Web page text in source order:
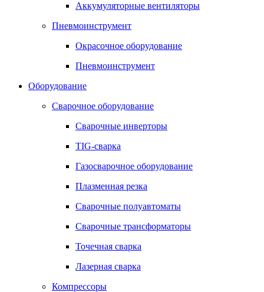
Аккумуляторные вентиляторы
Пневмоинструмент
Окрасочное оборудование
Пневмоинструмент
Оборудование
Сварочное оборудование
Сварочные инверторы
TIG-сварка
Газосварочное оборудование
Плазменная резка
Сварочные полуавтоматы
Сварочные трансформаторы
Точечная сварка
Лазерная сварка
Компрессоры